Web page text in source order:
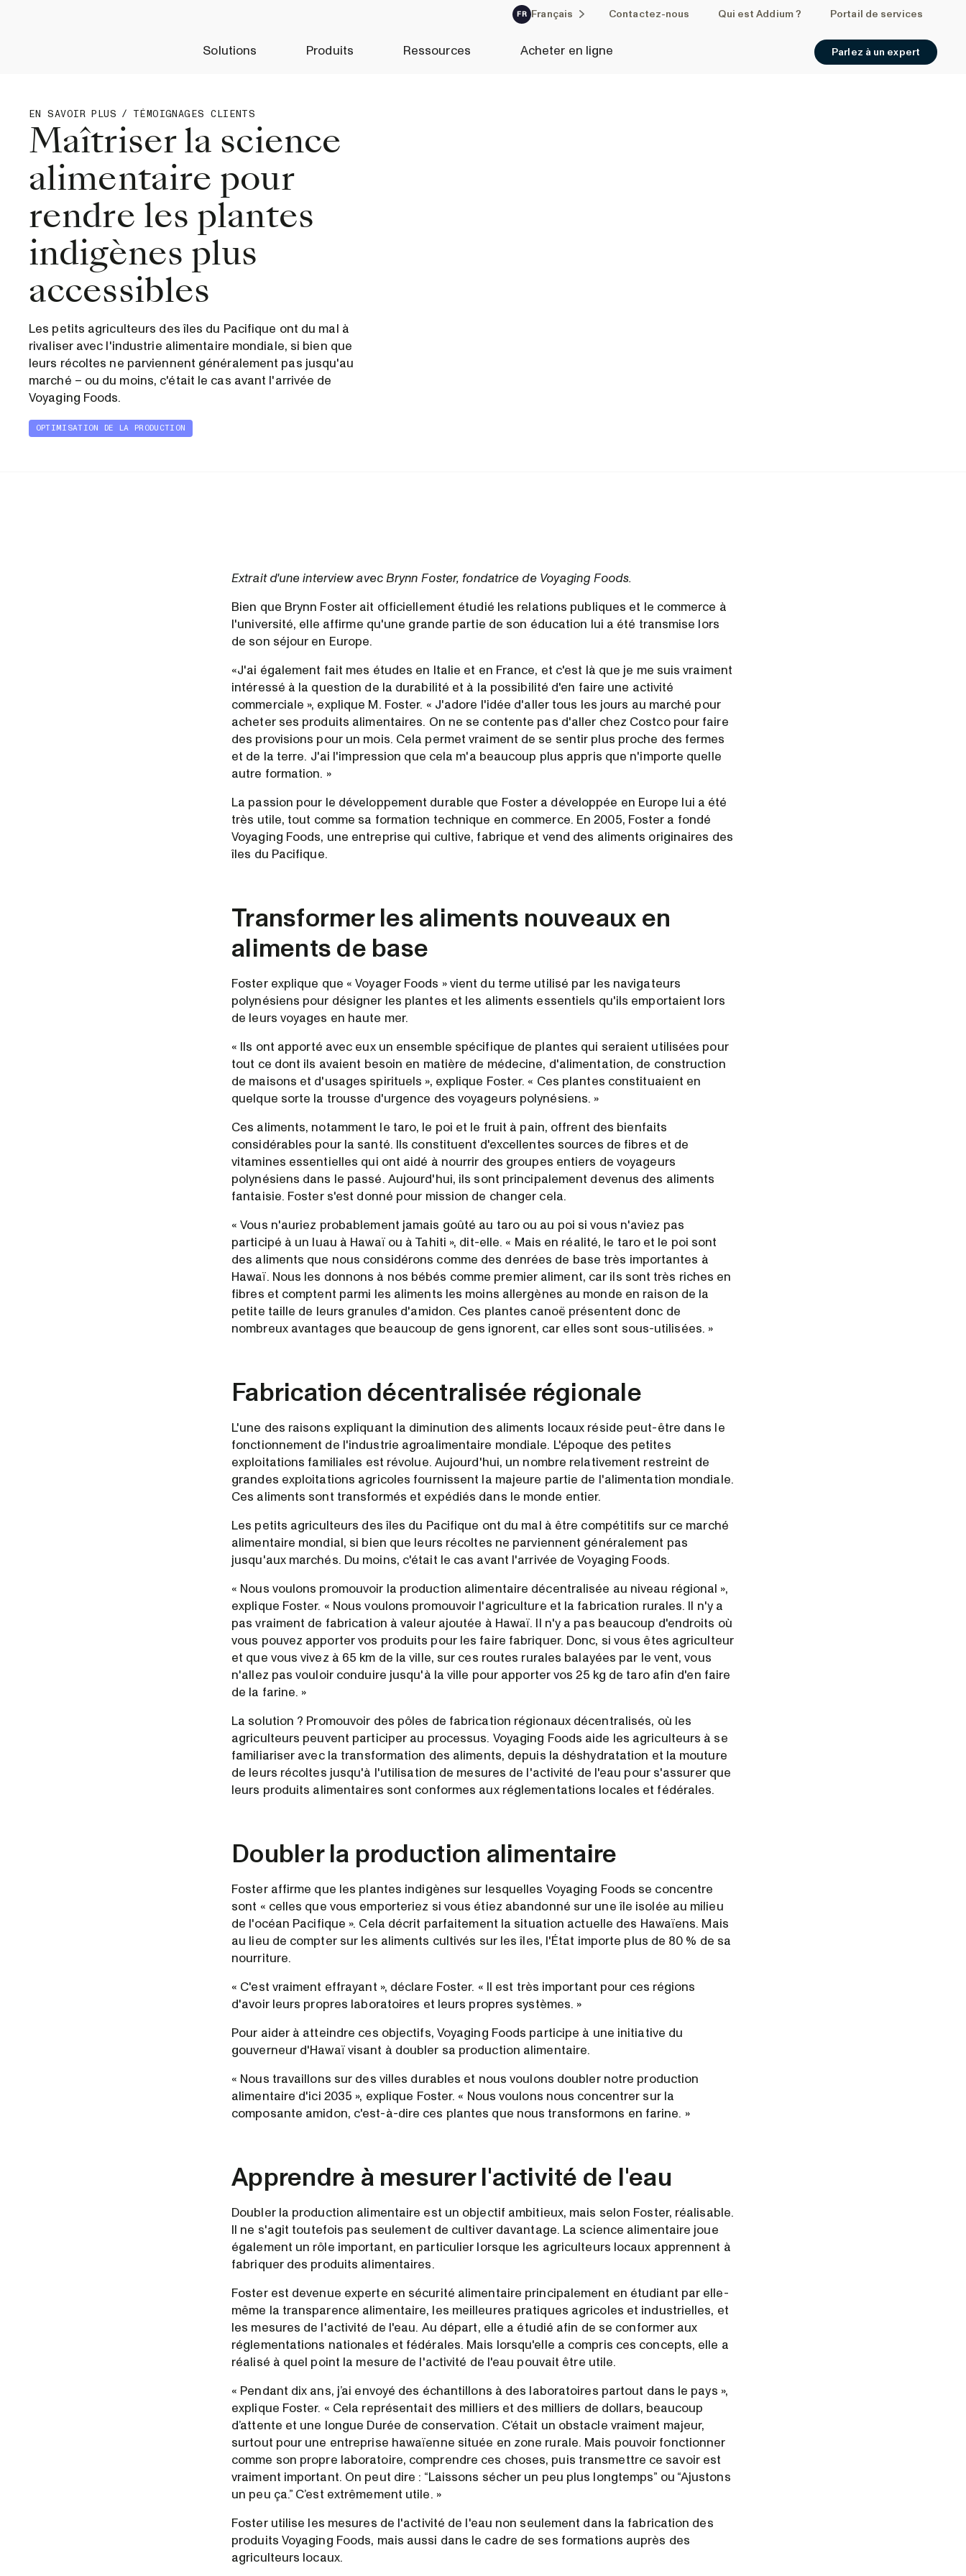
FR Français Contactez-nous Qui est Addium ? Portail de services
Solutions Produits Ressources Acheter en ligne Parlez à un expert
EN SAVOIR PLUS / TÉMOIGNAGES CLIENTS
Maîtriser la science
alimentaire pour
rendre les plantes
indigènes plus
accessibles
Les petits agriculteurs des îles du Pacifique ont du mal à
rivaliser avec l'industrie alimentaire mondiale, si bien que
leurs récoltes ne parviennent généralement pas jusqu'au
marché – ou du moins, c'était le cas avant l'arrivée de
Voyaging Foods.
OPTIMISATION DE LA PRODUCTION
Extrait d'une interview avec Brynn Foster, fondatrice de Voyaging Foods.
Bien que Brynn Foster ait officiellement étudié les relations publiques et le commerce à
l'université, elle affirme qu'une grande partie de son éducation lui a été transmise lors
de son séjour en Europe.
«J'ai également fait mes études en Italie et en France, et c'est là que je me suis vraiment
intéressé à la question de la durabilité et à la possibilité d'en faire une activité
commerciale », explique M. Foster. « J'adore l'idée d'aller tous les jours au marché pour
acheter ses produits alimentaires. On ne se contente pas d'aller chez Costco pour faire
des provisions pour un mois. Cela permet vraiment de se sentir plus proche des fermes
et de la terre. J'ai l'impression que cela m'a beaucoup plus appris que n'importe quelle
autre formation. »
La passion pour le développement durable que Foster a développée en Europe lui a été
très utile, tout comme sa formation technique en commerce. En 2005, Foster a fondé
Voyaging Foods, une entreprise qui cultive, fabrique et vend des aliments originaires des
îles du Pacifique.
Transformer les aliments nouveaux en
aliments de base
Foster explique que « Voyager Foods » vient du terme utilisé par les navigateurs
polynésiens pour désigner les plantes et les aliments essentiels qu'ils emportaient lors
de leurs voyages en haute mer.
« Ils ont apporté avec eux un ensemble spécifique de plantes qui seraient utilisées pour
tout ce dont ils avaient besoin en matière de médecine, d'alimentation, de construction
de maisons et d'usages spirituels », explique Foster. « Ces plantes constituaient en
quelque sorte la trousse d'urgence des voyageurs polynésiens. »
Ces aliments, notamment le taro, le poi et le fruit à pain, offrent des bienfaits
considérables pour la santé. Ils constituent d'excellentes sources de fibres et de
vitamines essentielles qui ont aidé à nourrir des groupes entiers de voyageurs
polynésiens dans le passé. Aujourd'hui, ils sont principalement devenus des aliments
fantaisie. Foster s'est donné pour mission de changer cela.
« Vous n'auriez probablement jamais goûté au taro ou au poi si vous n'aviez pas
participé à un luau à Hawaï ou à Tahiti », dit-elle. « Mais en réalité, le taro et le poi sont
des aliments que nous considérons comme des denrées de base très importantes à
Hawaï. Nous les donnons à nos bébés comme premier aliment, car ils sont très riches en
fibres et comptent parmi les aliments les moins allergènes au monde en raison de la
petite taille de leurs granules d'amidon. Ces plantes canoë présentent donc de
nombreux avantages que beaucoup de gens ignorent, car elles sont sous-utilisées. »
Fabrication décentralisée régionale
L'une des raisons expliquant la diminution des aliments locaux réside peut-être dans le
fonctionnement de l'industrie agroalimentaire mondiale. L'époque des petites
exploitations familiales est révolue. Aujourd'hui, un nombre relativement restreint de
grandes exploitations agricoles fournissent la majeure partie de l'alimentation mondiale.
Ces aliments sont transformés et expédiés dans le monde entier.
Les petits agriculteurs des îles du Pacifique ont du mal à être compétitifs sur ce marché
alimentaire mondial, si bien que leurs récoltes ne parviennent généralement pas
jusqu'aux marchés. Du moins, c'était le cas avant l'arrivée de Voyaging Foods.
« Nous voulons promouvoir la production alimentaire décentralisée au niveau régional »,
explique Foster. « Nous voulons promouvoir l'agriculture et la fabrication rurales. Il n'y a
pas vraiment de fabrication à valeur ajoutée à Hawaï. Il n'y a pas beaucoup d'endroits où
vous pouvez apporter vos produits pour les faire fabriquer. Donc, si vous êtes agriculteur
et que vous vivez à 65 km de la ville, sur ces routes rurales balayées par le vent, vous
n'allez pas vouloir conduire jusqu'à la ville pour apporter vos 25 kg de taro afin d'en faire
de la farine. »
La solution ? Promouvoir des pôles de fabrication régionaux décentralisés, où les
agriculteurs peuvent participer au processus. Voyaging Foods aide les agriculteurs à se
familiariser avec la transformation des aliments, depuis la déshydratation et la mouture
de leurs récoltes jusqu'à l'utilisation de mesures de l'activité de l'eau pour s'assurer que
leurs produits alimentaires sont conformes aux réglementations locales et fédérales.
Doubler la production alimentaire
Foster affirme que les plantes indigènes sur lesquelles Voyaging Foods se concentre
sont « celles que vous emporteriez si vous étiez abandonné sur une île isolée au milieu
de l'océan Pacifique ». Cela décrit parfaitement la situation actuelle des Hawaïens. Mais
au lieu de compter sur les aliments cultivés sur les îles, l'État importe plus de 80 % de sa
nourriture.
« C'est vraiment effrayant », déclare Foster. « Il est très important pour ces régions
d'avoir leurs propres laboratoires et leurs propres systèmes. »
Pour aider à atteindre ces objectifs, Voyaging Foods participe à une initiative du
gouverneur d'Hawaï visant à doubler sa production alimentaire.
« Nous travaillons sur des villes durables et nous voulons doubler notre production
alimentaire d'ici 2035 », explique Foster. « Nous voulons nous concentrer sur la
composante amidon, c'est-à-dire ces plantes que nous transformons en farine. »
Apprendre à mesurer l'activité de l'eau
Doubler la production alimentaire est un objectif ambitieux, mais selon Foster, réalisable.
Il ne s'agit toutefois pas seulement de cultiver davantage. La science alimentaire joue
également un rôle important, en particulier lorsque les agriculteurs locaux apprennent à
fabriquer des produits alimentaires.
Foster est devenue experte en sécurité alimentaire principalement en étudiant par elle-
même la transparence alimentaire, les meilleures pratiques agricoles et industrielles, et
les mesures de l'activité de l'eau. Au départ, elle a étudié afin de se conformer aux
réglementations nationales et fédérales. Mais lorsqu'elle a compris ces concepts, elle a
réalisé à quel point la mesure de l'activité de l'eau pouvait être utile.
« Pendant dix ans, j’ai envoyé des échantillons à des laboratoires partout dans le pays »,
explique Foster. « Cela représentait des milliers et des milliers de dollars, beaucoup
d’attente et une longue Durée de conservation. C’était un obstacle vraiment majeur,
surtout pour une entreprise hawaïenne située en zone rurale. Mais pouvoir fonctionner
comme son propre laboratoire, comprendre ces choses, puis transmettre ce savoir est
vraiment important. On peut dire : “Laissons sécher un peu plus longtemps” ou “Ajustons
un peu ça.” C’est extrêmement utile. »
Foster utilise les mesures de l'activité de l'eau non seulement dans la fabrication des
produits Voyaging Foods, mais aussi dans le cadre de ses formations auprès des
agriculteurs locaux.